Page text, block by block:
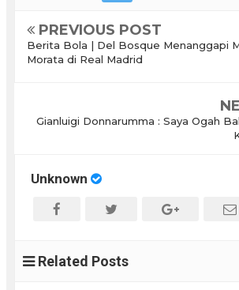
PREVIOUS POST
Berita Bola | Del Bosque Menanggapi
Morata di Real Madrid
Gianluigi Donnarumma : Saya Ogah
Unknown
Related Posts